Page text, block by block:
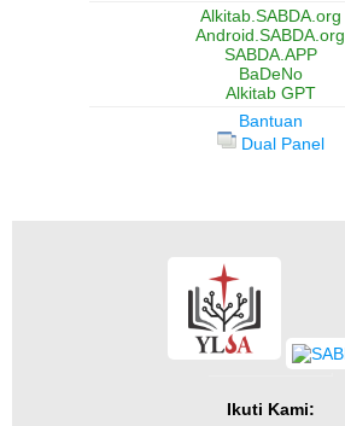
Alkitab.SABDA.org
Android.SABDA.org
SABDA.APP
BaDeNo
Alkitab GPT
Bantuan
Dual Panel
Ikuti Kami: